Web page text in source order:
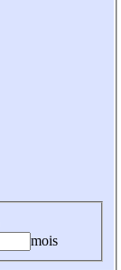
mois